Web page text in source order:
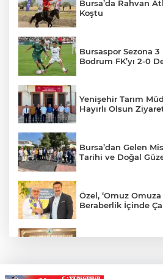
Bursa’da Rahvan
Koştu
Bursaspor Sezona 3
Bodrum FK’yı 2-0
Yenişehir Tarım
Hayırlı Olsun
Bursa’dan Gelen
Tarihi ve Doğal
Özel, ‘Omuz
Beraberlik İçinde